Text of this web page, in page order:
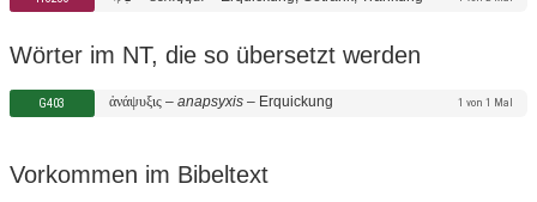
Wörter im NT, die so übersetzt werden
G403 ἀνάψυξις –anapsyxis – Erquickung 1 von 1 Mal
Vorkommen im Bibeltext